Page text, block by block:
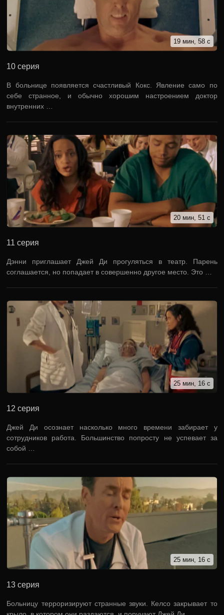
19 мин, 58 с
10 серия
В больнице появляется счастливый Кокс. Явление само по
себе странное, и обычно хорошим настроением доктор
внутренних …
20 мин, 51 с
11 серия
Дэнни приглашает Джей Ди прогуляться в театр. Парень
соглашается, но попадает в совершенно другое место. Это …
25 мин, 16 с
12 серия
Джей Ди осознает насколько много времени забирает у
сотрудников работа. Большинство попросту не успевает за
собой …
25 мин, 16 с
13 серия
Больницу терроризируют странные звуки. Келсо закрывает то